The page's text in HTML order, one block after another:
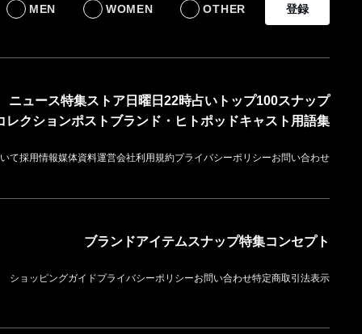
るための企業戦略
MEN WOMEN OTHER 登録
ニュース特集ストア 日曜日22時占い トップ100スナップ
レクションポスト ブランド・ヒトポッドキャスト 用語集
て採用情報媒体資料運営会社利用規約プライバシーポリシーお問い合わせ
ブランドアイテムスナップ特集コンセプト
ショッピングガイドプライバシーポリシーお問い合わせ特定商取引法表示